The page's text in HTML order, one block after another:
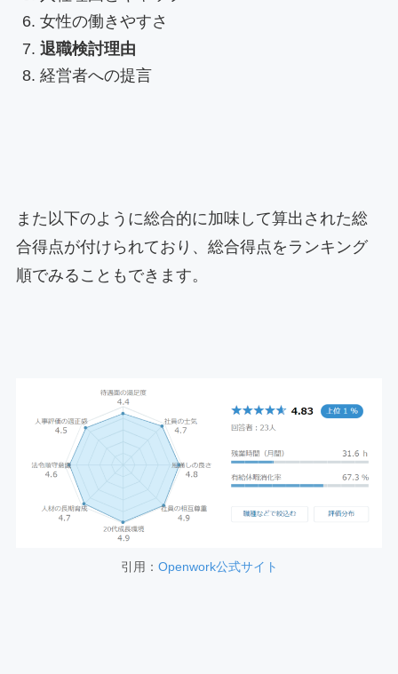
女性の働きやすさ
退職検討理由
経営者への提言
また以下のように総合的に加味して算出された総
合得点が付けられており、総合得点をランキング
順でみることもできます。
引用： Openwork公式サイト